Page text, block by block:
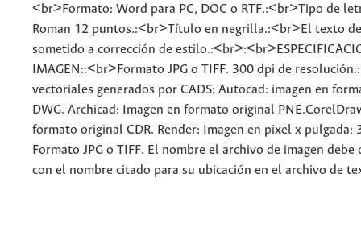
<br>Formato: Word para PC, DOC o RTF.:<br>Tipo de
Roman 12 puntos.:<br>Título en negrilla.:<br>El texto
sometido a corrección de
IMAGEN::<br>Formato JPG o TIFF. 300 dpi de
vectoriales generados por CADS: Autocad: imagen en
DWG. Archicad: Imagen en formato original
formato original CDR. Render: Imagen en pixel x pulgada:
Formato JPG o TIFF. El nombre el archivo de imagen debe
con el nombre citado para su ubicación en el archivo de